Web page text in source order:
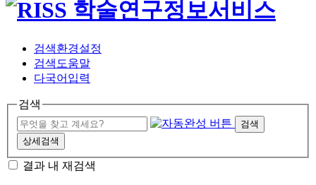
검색환경설정
검색도움말
다국어입력
검색
검색
상세검색
결과 내 재검색